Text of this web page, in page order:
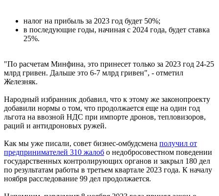
налог на прибыль за 2023 год будет 50%;
в последующие годы, начиная с 2024 года, будет ставка
25%.
"По расчетам Минфина, это принесет только за 2023 год 24-25
млрд гривен. Дальше это 6-7 млрд гривен", - отметил
Железняк.
Народный избранник добавил, что к этому же законопроекту
добавили нормы о том, что продолжается еще на один год
льгота на ввозной НДС при импорте дронов, тепловизоров,
раций и антидроновых ружей.
Как мы уже писали, совет бизнес-омбудсмена получил от
предпринимателей 310 жалоб о недобросовестном поведении
государственных контролирующих органов и закрыл 180 дел
по результатам работы в третьем квартале 2023 года. К началу
ноября расследование 99 дел продолжается.